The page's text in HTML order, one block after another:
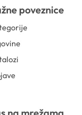
poveznice